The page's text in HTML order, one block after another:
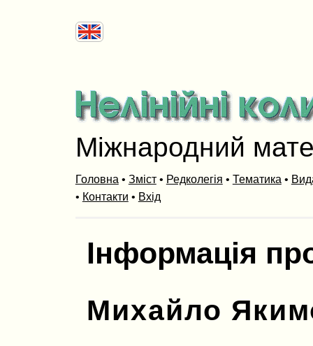
Міжнародний
Головна • Зміст• Редколегія • Тематика •
• Контакти • Вхід
Інформація
Михайло